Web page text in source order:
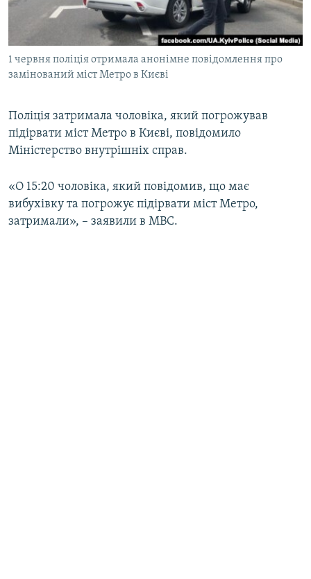
ПОДКАСТИ
КРИМ РЕАЛІЇ
РУС
КТАТ
ДОЛУЧАЙСЯ!
1 червня поліція отримала анонімне повідомлення про
замінований міст Метро в Києві
Поліція затримала чоловіка, який погрожував
підірвати міст Метро в Києві, повідомило
Міністерство внутрішніх справ.
«О 15:20 чоловіка, який повідомив, що має
вибухівку та погрожує підірвати міст Метро,
затримали», – заявили в МВС.